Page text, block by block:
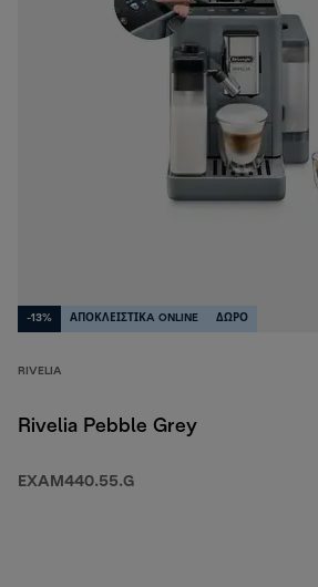
-13% ΑΠΟΚΛΕΙΣΤΙΚA ONLINE ΔΩΡΟ
RIVELIA
Rivelia Pebble Grey
EXAM440.55.G